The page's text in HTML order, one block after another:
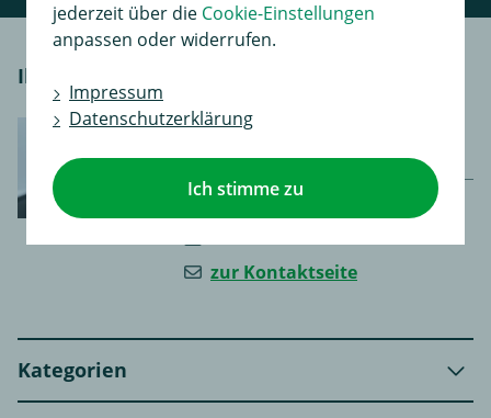
Ihr persönlicher Kontakt
Montag - Freitag 8-17 Uhr |
Samstag 8-12 Uhr
0367 343 5487
zur Kontaktseite
Kategorien
jederzeit über die Cookie-Einstellungen
anpassen oder widerrufen.
Impressum
Datenschutzerklärung
Ich stimme zu